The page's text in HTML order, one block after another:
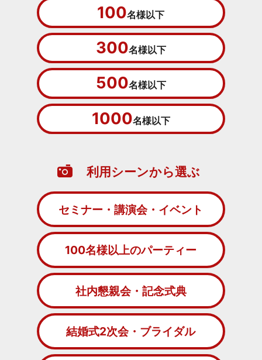
100名様以下
300名様以下
500名様以下
1000名様以下
利用シーンから選ぶ
セミナー・講演会・イベント
100名様以上のパーティー
社内懇親会・記念式典
結婚式2次会・ブライダル